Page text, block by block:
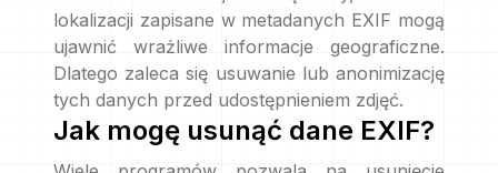
lokalizacji zapisane w metadanych EXIF mogą
ujawnić wrażliwe informacje geograficzne.
Dlatego zaleca się usuwanie lub anonimizację
tych danych przed udostępnieniem zdjęć.
Jak mogę usunąć dane EXIF?